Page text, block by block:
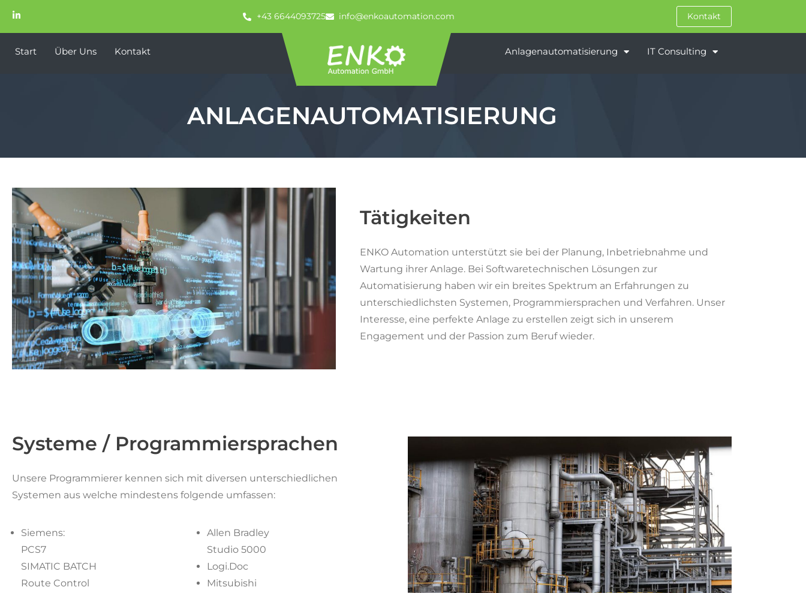
+43 6644093725 info@enkoautomation.com Kontakt
Start Über Uns Kontakt Anlagenautomatisierung IT Consulting
ANLAGENAUTOMATISIERUNG
Tätigkeiten
ENKO Automation unterstützt sie bei der Planung, Inbetriebnahme und
Wartung ihrer Anlage. Bei Softwaretechnischen Lösungen zur
Automatisierung haben wir ein breites Spektrum an Erfahrungen zu
unterschiedlichsten Systemen, Programmiersprachen und Verfahren. Unser
Interesse, eine perfekte Anlage zu erstellen zeigt sich in unserem
Engagement und der Passion zum Beruf wieder.
Systeme / Programmiersprachen
Unsere Programmierer kennen sich mit diversen unterschiedlichen
Systemen aus welche mindestens folgende umfassen:
Siemens:
PCS7
SIMATIC BATCH
Route Control
Allen Bradley
Studio 5000
Logi.Doc
Mitsubishi